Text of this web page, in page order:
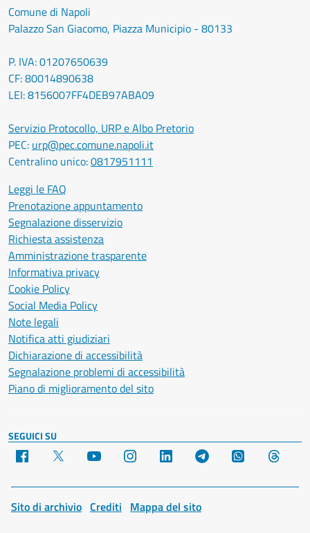
Comune di Napoli
Palazzo San Giacomo, Piazza Municipio - 80133
P. IVA: 01207650639
CF: 80014890638
LEI: 8156007FF4DEB97ABA09
Servizio Protocollo, URP e Albo Pretorio
PEC: urp@pec.comune.napoli.it
Centralino unico:0817951111
Leggi le FAQ
Prenotazione appuntamento
Segnalazione disservizio
Richiesta assistenza
Amministrazione trasparente
Informativa privacy
Cookie Policy
Social Media Policy
Note legali
Notifica atti giudiziari
Dichiarazione di accessibilità
Segnalazione problemi di accessibilità
Piano di miglioramento del sito
SEGUICI SU
Facebook YouTube Instagram LinkedIn Telegram WhatsApp
Sito di archivio Crediti Mappa del sito